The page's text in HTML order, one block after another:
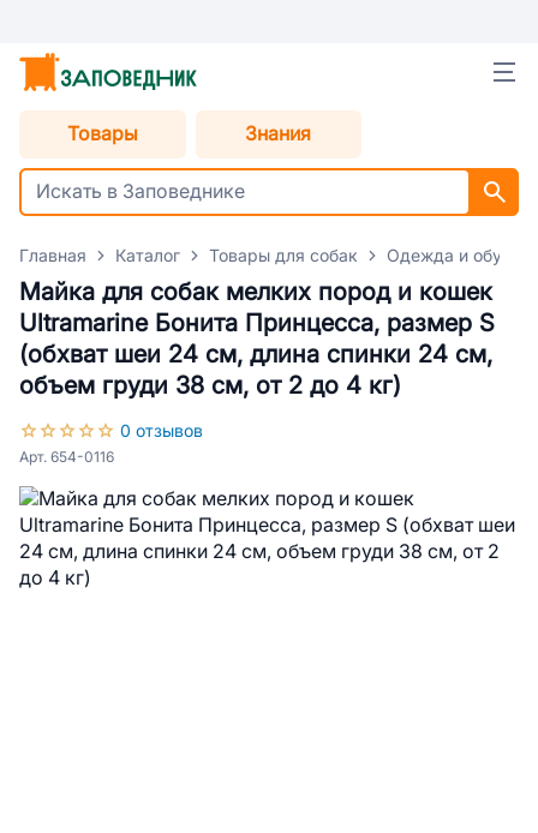
Товары Знания
Главная Каталог Товары для собак Одежда и обувь
Майка для собак мелких пород и кошек
Ultramarine Бонита Принцесса, размер S
(обхват шеи 24 см, длина спинки 24 см,
объем груди 38 см, от 2 до 4 кг)
0 отзывов
Арт. 654-0116